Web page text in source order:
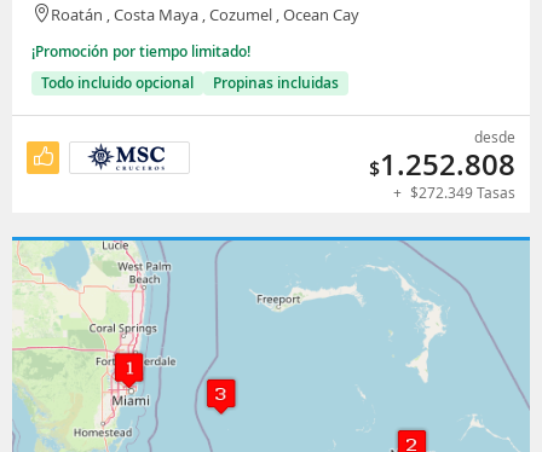
Roatán , Costa Maya , Cozumel , Ocean Cay
¡Promoción por tiempo limitado!
Todo incluido opcional
Propinas incluidas
desde
$1.252.808
+ $272.349Tasas